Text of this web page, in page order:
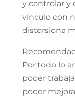
y controlar y
vínculo con
distorsiona
Por todo lo
poder
poder